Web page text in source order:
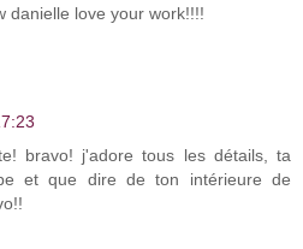
danielle love your work!!!!
bravo! j'adore tous les détails, ta
et que dire de ton intérieure de